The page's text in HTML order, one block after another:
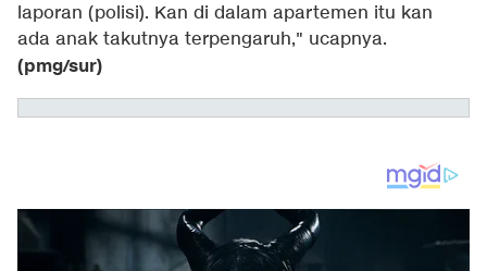
laporan (polisi). Kan di dalam apartemen itu kan
ada anak takutnya terpengaruh," ucapnya.
(pmg/sur)